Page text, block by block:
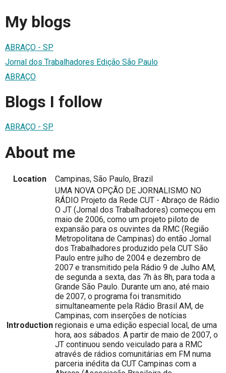
My blogs
ABRAÇO - SP
Jornal dos Trabalhadores Edição São Paulo
ABRAÇO
Blogs I follow
ABRAÇO - SP
About me
Location Campinas, São Paulo, Brazil
Introduction
UMA NOVA OPÇÃO DE JORNALISMO NO
RÁDIO Projeto da Rede CUT - Abraço de Rádio
O JT (Jornal dos Trabalhadores) começou em
maio de 2006, como um projeto piloto de
expansão para os ouvintes da RMC (Região
Metropolitana de Campinas) do então Jornal
dos Trabalhadores produzido pela CUT São
Paulo entre julho de 2004 e dezembro de
2007 e transmitido pela Rádio 9 de Julho AM,
de segunda a sexta, das 7h às 8h, para toda a
Grande São Paulo. Durante um ano, até maio
de 2007, o programa foi transmitido
simultaneamente pela Rádio Brasil AM, de
Campinas, com inserções de notícias
regionais e uma edição especial local, de uma
hora, aos sábados. A partir de maio de 2007, o
JT continuou sendo veiculado para a RMC
através de rádios comunitárias em FM numa
parceria inédita da CUT Campinas com a